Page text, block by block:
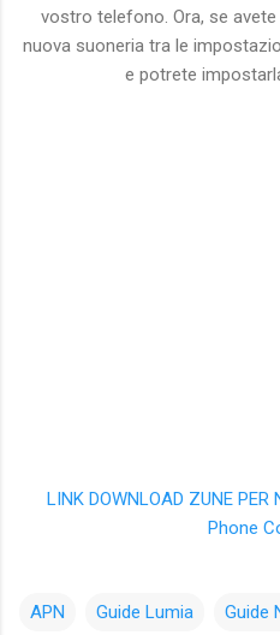
vostro telefono. Ora, se
nuova suoneria tra le
e potrete
LINK DOWNLOAD ZUNE
Phone
APN Guide Lumia Guide